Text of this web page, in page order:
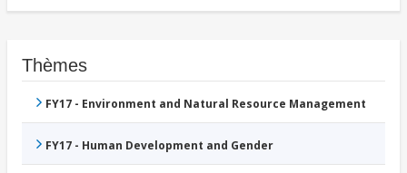
Thèmes
FY17 - Environment and Natural Resource Management
FY17 - Human Development and Gender